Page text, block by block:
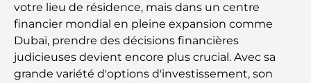
votre lieu de résidence, mais dans un centre
financier mondial en pleine expansion comme
Dubaï, prendre des décisions financières
judicieuses devient encore plus crucial. Avec sa
grande variété d'options d'investissement, son